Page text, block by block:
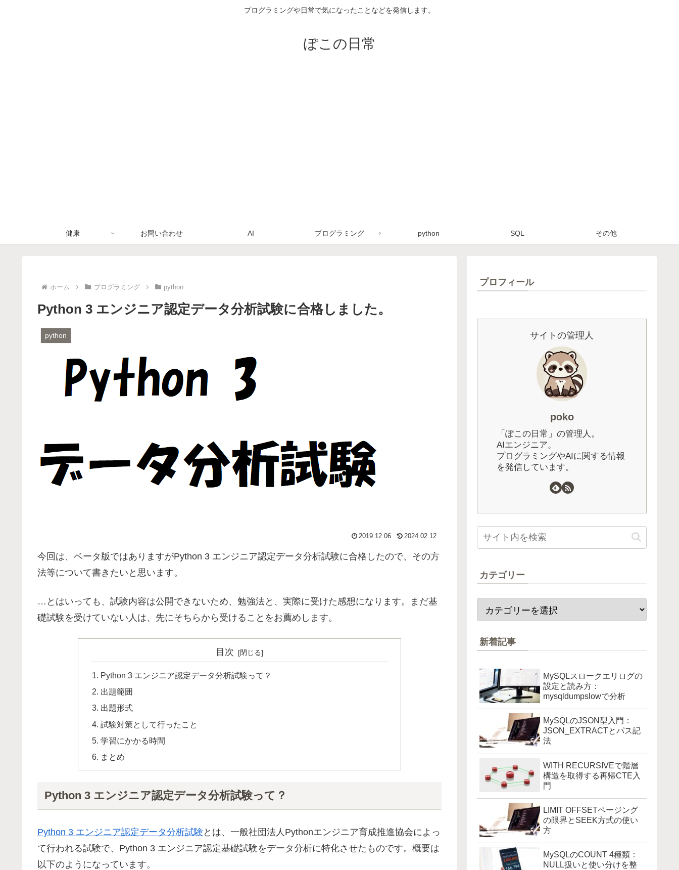
プログラミングや日常で気になったことなどを発信します。
ぽこの日常
健康 お問い合わせ AI プログラミング python SQL その他
ホーム プログラミング python
Python 3 エンジニア認定データ分析試験に合格しました。
python
2019.12.06 2024.02.12
今回は、ベータ版ではありますがPython 3 エンジニア認定データ分析試験に合格したので、その方
法等について書きたいと思います。
…とはいっても、試験内容は公開できないため、勉強法と、実際に受けた感想になります。まだ基
礎試験を受けていない人は、先にそちらから受けることをお薦めします。
目次
Python 3 エンジニア認定データ分析試験って？
出題範囲
出題形式
試験対策として行ったこと
学習にかかる時間
まとめ
Python 3 エンジニア認定データ分析試験って？
Python 3 エンジニア認定データ分析試験 とは、一般社団法人Pythonエンジニア育成推進協会によっ
て行われる試験で、Python 3 エンジニア認定基礎試験をデータ分析に特化させたものです。概要は
以下のようになっています。
プロフィール
サイトの管理人
poko
「ぽこの日常」の管理人。
AIエンジニア。
プログラミングやAIに関する情報
を発信しています。
カテゴリー
新着記事
MySQLスロークエリログの
設定と読み方：
mysqldumpslowで分析
MySQLのJSON型入門：
JSON_EXTRACTとパス記
法
WITH RECURSIVEで階層
構造を取得する再帰CTE入
門
LIMIT OFFSETページング
の限界とSEEK方式の使い
方
MySQLのCOUNT 4種類：
NULL扱いと使い分けを整